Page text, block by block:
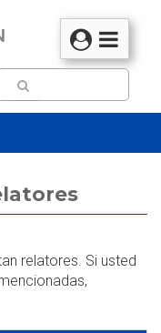
relatores. Si usted